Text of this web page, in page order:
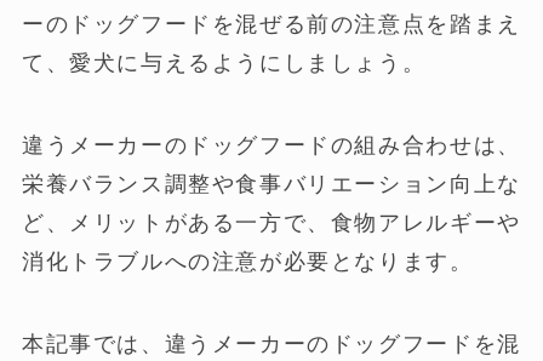
ーのドッグフードを混ぜる前の注意点を踏まえ
て、愛犬に与えるようにしましょう。
違うメーカーのドッグフードの組み合わせは、
栄養バランス調整や食事バリエーション向上な
ど、メリットがある一方で、食物アレルギーや
消化トラブルへの注意が必要となります。
本記事では、違うメーカーのドッグフードを混